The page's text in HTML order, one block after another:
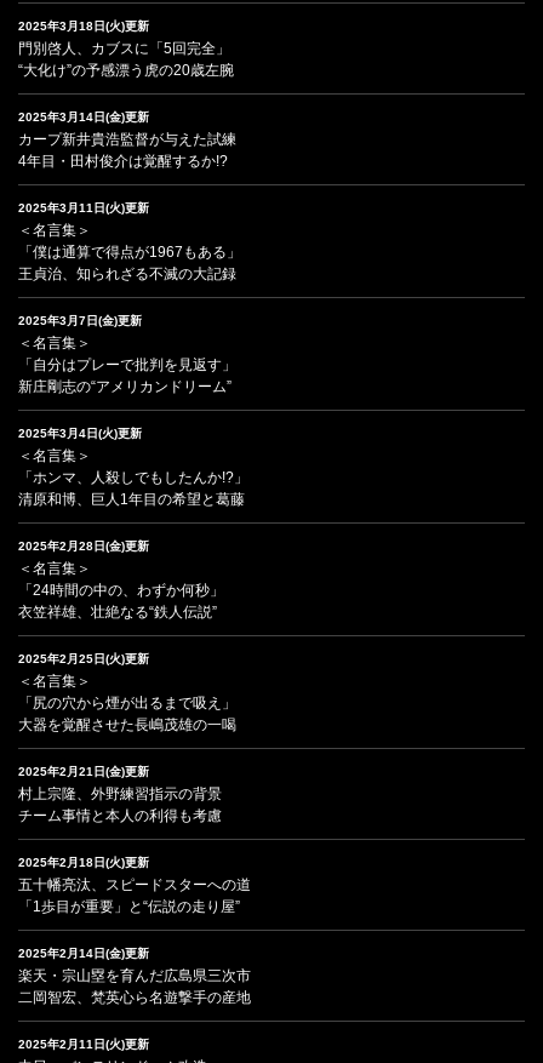
2025年3月18日(火)更新
門別啓人、カブスに「5回完全」
“大化け”の予感漂う虎の20歳左腕
2025年3月14日(金)更新
カープ新井貴浩監督が与えた試練
4年目・田村俊介は覚醒するか!?
2025年3月11日(火)更新
＜名言集＞
「僕は通算で得点が1967もある」
王貞治、知られざる不滅の大記録
2025年3月7日(金)更新
＜名言集＞
「自分はプレーで批判を見返す」
新庄剛志の“アメリカンドリーム”
2025年3月4日(火)更新
＜名言集＞
「ホンマ、人殺しでもしたんか!?」
清原和博、巨人1年目の希望と葛藤
2025年2月28日(金)更新
＜名言集＞
「24時間の中の、わずか何秒」
衣笠祥雄、壮絶なる“鉄人伝説”
2025年2月25日(火)更新
＜名言集＞
「尻の穴から煙が出るまで吸え」
大器を覚醒させた長嶋茂雄の一喝
2025年2月21日(金)更新
村上宗隆、外野練習指示の背景
チーム事情と本人の利得も考慮
2025年2月18日(火)更新
五十幡亮汰、スピードスターへの道
「1歩目が重要」と“伝説の走り屋”
2025年2月14日(金)更新
楽天・宗山塁を育んだ広島県三次市
二岡智宏、梵英心ら名遊撃手の産地
2025年2月11日(火)更新